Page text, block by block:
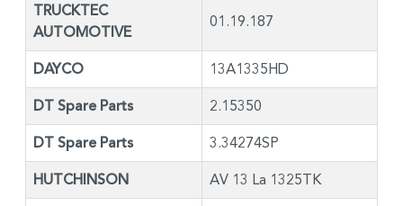
TRUCKTEC
AUTOMOTIVE
01.19.187
DAYCO 13A1335HD
DT Spare Parts 2.15350
DT Spare Parts 3.34274SP
HUTCHINSON AV 13 La 1325TK